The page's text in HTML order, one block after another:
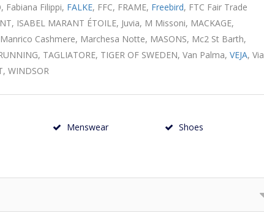
Fabiana Filippi, FALKE, FFC, FRAME, Freebird, FTC Fair Trade
ISABEL MARANT ÉTOILE, Juvia, M Missoni, MACKAGE,
Cashmere, Marchesa Notte, MASONS, Mc2 St Barth,
TAGLIATORE, TIGER OF SWEDEN, Van Palma, VEJA, Via
WINDSOR
Menswear Shoes